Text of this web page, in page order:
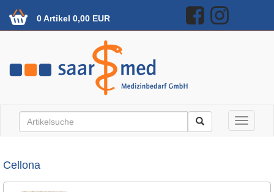
0 Artikel 0,00 EUR
Toggle
Cellona